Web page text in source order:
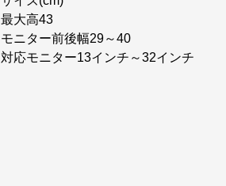
最大高43
モニター前後幅29～40
対応モニター13インチ～32インチ